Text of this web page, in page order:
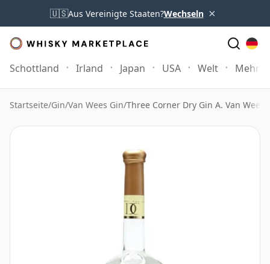
🇺🇸Aus Vereinigte Staaten?Wechseln ×
Schottland Irland Japan USA Welt Mehr
Startseite/Gin/Van Wees Gin/Three Corner Dry Gin A. Van Wees